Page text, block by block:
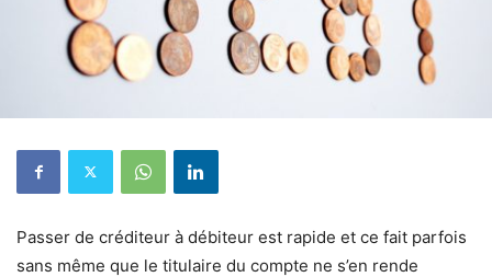
Passer de créditeur à débiteur est rapide et ce fait parfois
sans même que le titulaire du compte ne s’en rende